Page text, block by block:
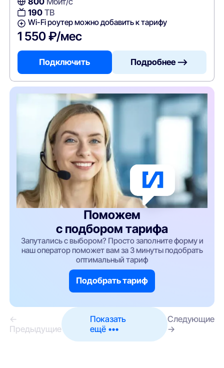
190ТВ
Wi-Fi роутер можно добавить к тарифу
1 550 ₽/мес
Подключить Подробнее —>
Поможем
с подбором тарифа
Запутались с выбором? Просто заполните форму и
наш оператор поможет вам за 3 минуты подобрать
оптимальный тариф
Подобрать тариф
←
Предыдущие
Показать
ещё •••
Следующие
→